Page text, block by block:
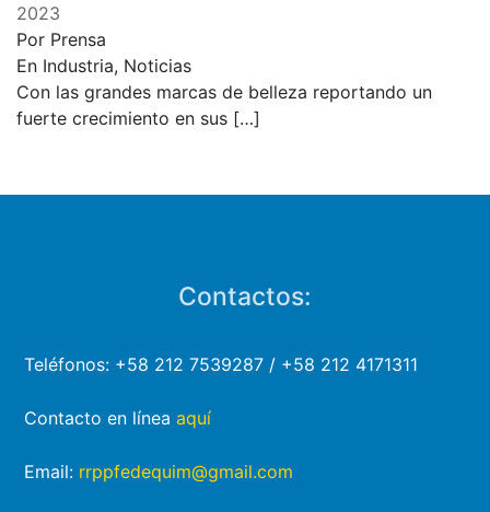
2023
Por Prensa
En Industria, Noticias
Con las grandes marcas de belleza reportando un
fuerte crecimiento en sus […]
Contactos:
Teléfonos: +58 212 7539287 / +58 212 4171311
Contacto en líneaaquí
Email: rrppfedequim@gmail.com